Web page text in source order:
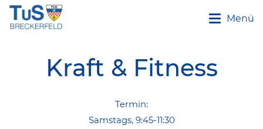
Menü
Kraft & Fitness
Termin:
Samstags, 9:45-11:30